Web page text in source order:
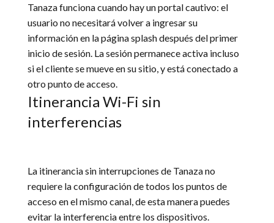
Tanaza funciona cuando hay un portal cautivo: el
usuario no necesitará volver a ingresar su
información en la página splash después del primer
inicio de sesión. La sesión permanece activa incluso
si el cliente se mueve en su sitio, y está conectado a
otro punto de acceso.
Itinerancia Wi-Fi sin
interferencias
La itinerancia sin interrupciones de Tanaza no
requiere la configuración de todos los puntos de
acceso en el mismo canal, de esta manera puedes
evitar la interferencia entre los dispositivos.